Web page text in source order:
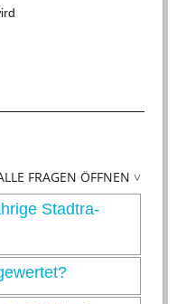
FRAGEN ÖFFNEN ˅
Stadt­ra­